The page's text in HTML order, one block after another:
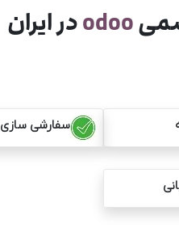
odooدر ایران
سفارشی سازی